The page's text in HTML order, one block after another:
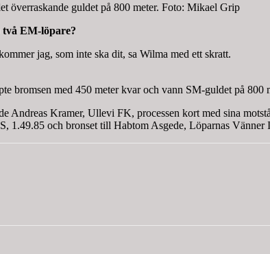
överraskande guldet på 800 meter. Foto: Mikael Grip
två EM-löpare?
jag, som inte ska dit, sa Wilma med ett skratt.
bromsen med 450 meter kvar och vann SM-guldet på
Andreas Kramer, Ullevi FK, processen kort med sina
1.49.85 och bronset till Habtom Asgede, Löparnas Vänner